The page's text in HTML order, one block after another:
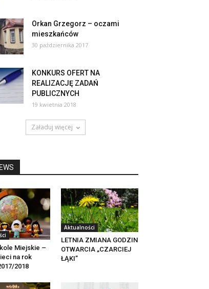
Orkan Grzegorz – oczami
mieszkańców
30 października 2017
KONKURS OFERT NA
REALIZACJĘ ZADAŃ
PUBLICZNYCH
19 kwietnia 2018
Załaduj więcej
Miejskie –
na rok
2018
Aktualności
LETNIA ZMIANA GODZIN
OTWARCIA „CZARCIEJ
ŁĄKI”